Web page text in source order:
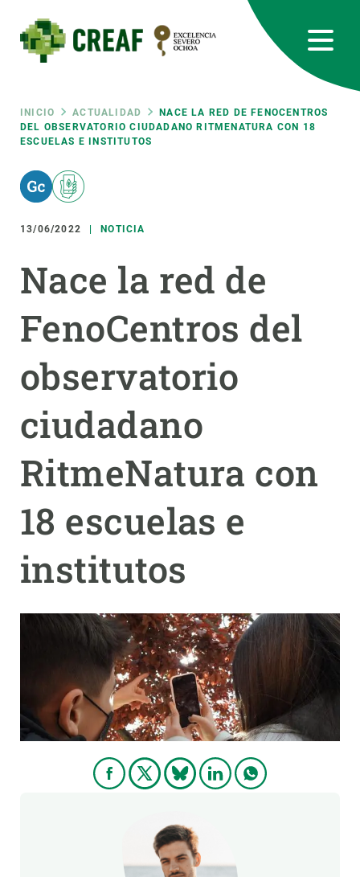
contenido
principal
Ruta
de
navegación
INICIO ACTUALIDAD
NACE LA RED DE FENOCENTROS
DEL OBSERVATORIO CIUDADANO RITMENATURA CON 18
ESCUELAS E INSTITUTOS
13/06/2022 NOTICIA
Nace la red de
FenoCentros del
observatorio
ciudadano
RitmeNatura con
18 escuelas e
institutos
RRSS
Featured
responsive
Responsive
menu
INVESTIGACIÓN
CIENCIA EN ACCIÓN
NOTICIAS Y AGENDA